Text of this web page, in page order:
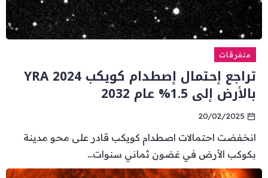
متفرقات
تراجع إحتمال إصطدام كويكب YRA 2024
بالأرض إلى 1.5% عام 2032
20/02/2025
انخفضت احتمالات اصطدام كويكب قادر على محو مدينة
بكوكب الأرض في غضون ثماني سنوات...